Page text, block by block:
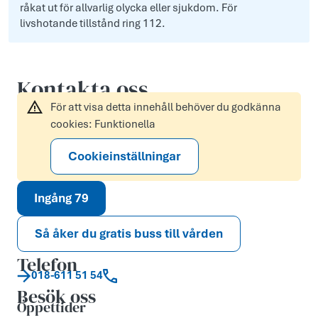
råkat ut för allvarlig olycka eller sjukdom. För
livshotande tillstånd ring 112.
Kontakta oss
För att visa detta innehåll behöver du godkänna
cookies: Funktionella
Cookieinställningar
Ingång 79
Så åker du gratis buss till vården
Telefon
018-611 51 54
Besök oss
Öppettider